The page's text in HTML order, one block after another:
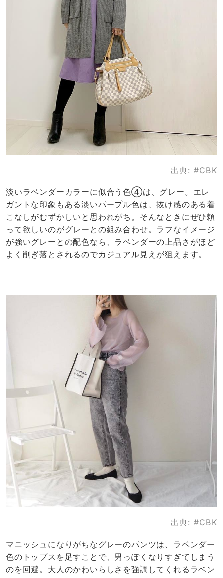
出典: #CBK
淡いラベンダーカラーに似合う色④は、グレー。エレ
ガントな印象もある淡いパープル色は、抜け感のある着
こなしがむずかしいと思われがち。そんなときにぜひ頼
って欲しいのがグレーとの組み合わせ。ラフなイメージ
が強いグレーとの配色なら、ラベンダーの上品さがほど
よく削ぎ落とされるのでカジュアル見えが狙えます。
出典: #CBK
マニッシュになりがちなグレーのパンツは、ラベンダー
色のトップスを足すことで、男っぽくなりすぎてしまう
のを回避。大人のかわいらしさを強調してくれるラベン